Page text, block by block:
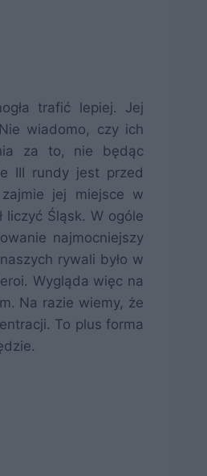
trafić lepiej. Jej
wiadomo, czy ich
za to, nie będąc
III rundy jest przed
jej miejsce w
Śląsk. W ogóle
najmocniejszy
rywali było w
Wygląda więc na
Na razie wiemy, że
To plus forma